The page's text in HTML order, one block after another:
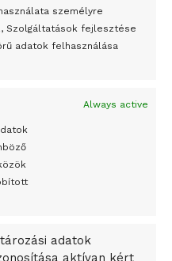
személyre
Szolgáltatások fejlesztése
adatok felhasználása
Always active
adatok
aktívan kért
szabadon
kulturális örökségét
az amerikai Meridian
legjobbjai az